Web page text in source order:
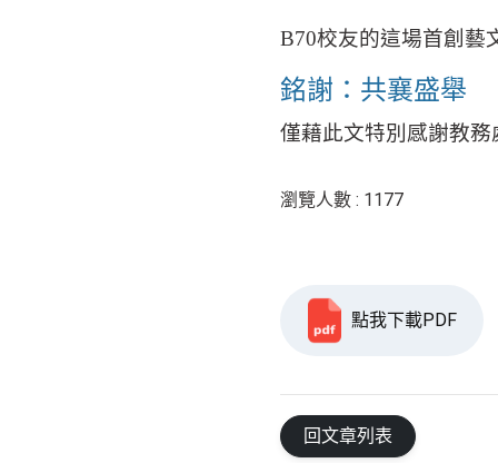
B70校友的這場首創藝
銘謝：共襄盛舉
僅藉此文特別感謝教
瀏覽人數 : 1177
點我下載PDF
回文章列表